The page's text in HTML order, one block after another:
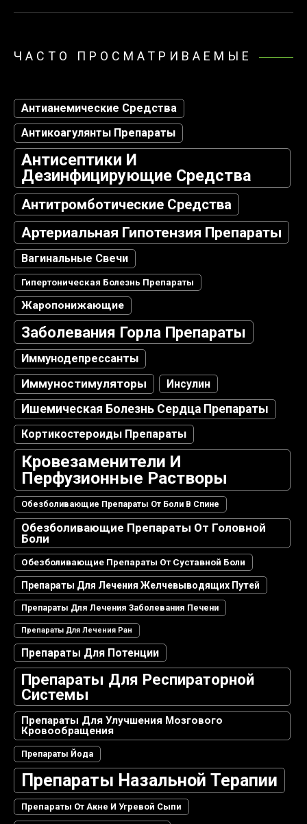
ЧАСТО ПРОСМАТРИВАЕМЫЕ
Антианемические Средства
Антикоагулянты Препараты
Антисептики И
Дезинфицирующие Средства
Антитромботические Средства
Артериальная Гипотензия Препараты
Вагинальные Свечи
Гипертоническая Болезнь Препараты
Жаропонижающие
Заболевания Горла Препараты
Иммунодепрессанты
Иммуностимуляторы Инсулин
Ишемическая Болезнь Сердца Препараты
Кортикостероиды Препараты
Кровезаменители И
Перфузионные Растворы
Обезболивающие Препараты От Боли В Спине
Обезболивающие Препараты От Головной
Боли
Обезболивающие Препараты От Суставной Боли
Препараты Для Лечения Желчевыводящих Путей
Препараты Для Лечения Заболевания Печени
Препараты Для Лечения Ран
Препараты Для Потенции
Препараты Для Респираторной
Системы
Препараты Для Улучшения Мозгового
Кровообращения
Препараты Йода
Препараты Назальной Терапии
Препараты От Акне И Угревой Сыпи